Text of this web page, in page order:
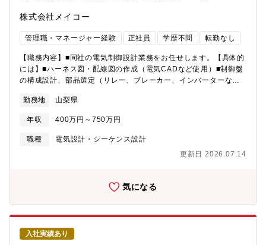
株式会社メイコー
管理職・マネージャー経験 正社員 学歴不問 転勤なし
【職務内容】■同社の電気制御設計業務をお任せします。【具体的
には】■ハーネス図・配線図の作成（電気CADなど使用）■制御盤
の構成設計、部品選定（リレー、ブレーカー、インバーターな
路やノイズ対策の設計など【募集背景】■今後の受注増大にも対応
出来るよう、装置設計部門のパワーアップを図る為の募集です。
【組織構成】■1４名（５０代５名 ３０代３名 ２０代６名）
勤務地 山梨県
年収 400万円～750万円
職種
電気設計・シーケンス設計
更新日 2026.07.14
気になる
入社実績あり